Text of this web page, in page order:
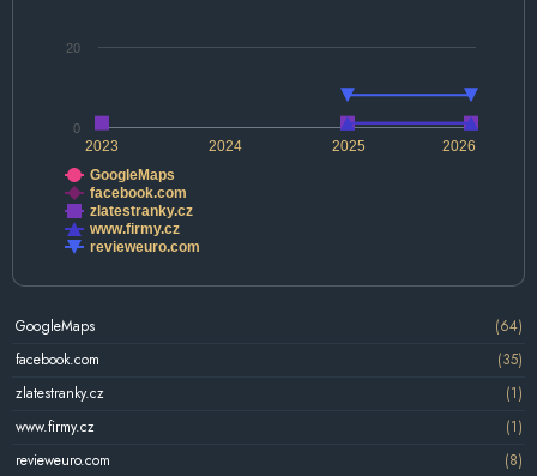
2024 2026
2023 2025
0
20
GoogleMaps
facebook.com
zlatestranky.cz
www.firmy.cz
revieweuro.com
GoogleMaps
(64)
facebook.com
(35)
zlatestranky.cz
(1)
www.firmy.cz
(1)
revieweuro.com
(8)